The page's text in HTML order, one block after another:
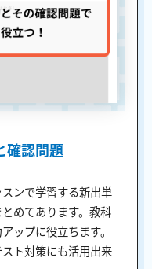
確認問題
ンで学習する新出単
めてあります。教科
ップに役立ちます。
ト対策にも活用出来